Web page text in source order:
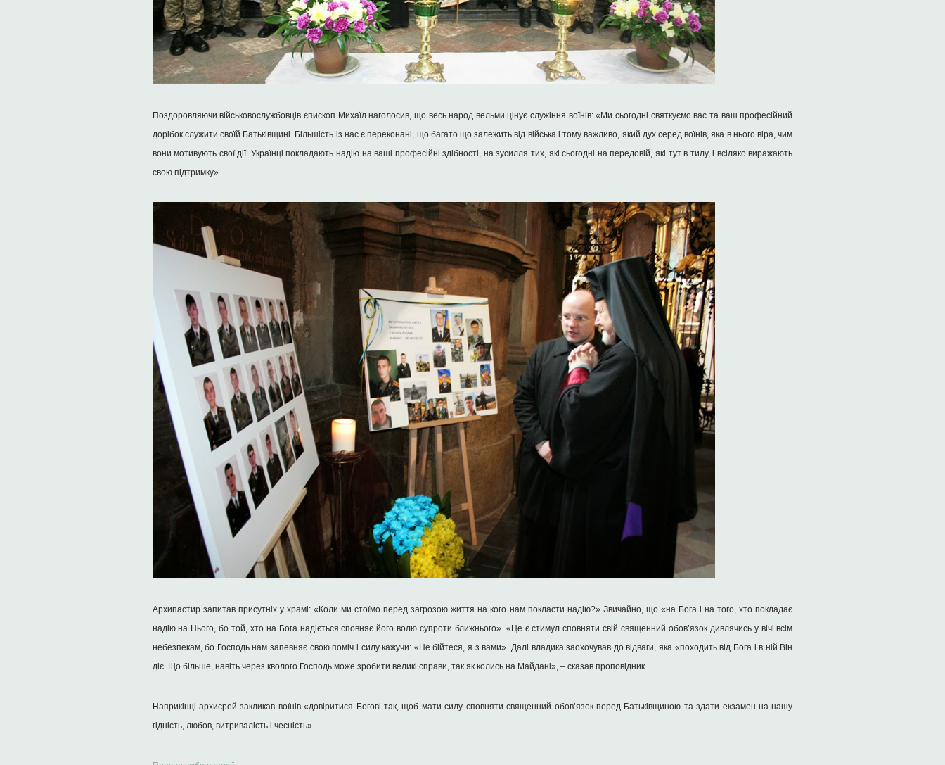
Поздоровляючи військовослужбовців єпископ Михаїл наголосив, що весь народ вельми цінує служіння воїнів: «Ми сьогодні святкуємо вас та ваш професійний
дорібок служити своїй Батьківщині. Більшість із нас є переконані, що багато що залежить від війська і тому важливо, який дух серед воїнів, яка в нього віра, чим
вони мотивують свої дії. Українці покладають надію на ваші професійні здібності, на зусилля тих, які сьогодні на передовій, які тут в тилу, і всіляко виражають
свою підтримку».
Архипастир запитав присутніх у храмі: «Коли ми стоїмо перед загрозою життя на кого нам покласти надію?» Звичайно, що «на Бога і на того, хто покладає
надію на Нього, бо той, хто на Бога надіється сповняє його волю супроти ближнього». «Це є стимул сповняти свій священний обов’язок дивлячись у вічі всім
небезпекам, бо Господь нам запевняє свою поміч і силу кажучи: «Не бійтеся, я з вами». Далі владика заохочував до відваги, яка «походить від Бога і в ній Він
діє. Що більше, навіть через кволого Господь може зробити великі справи, так як колись на Майдані», – сказав проповідник.
Наприкінці архиєрей закликав воїнів «довіритися Богові так, щоб мати силу сповняти священний обов’язок перед Батьківщиною та здати екзамен на нашу
гідність, любов, витривалість і чесність».